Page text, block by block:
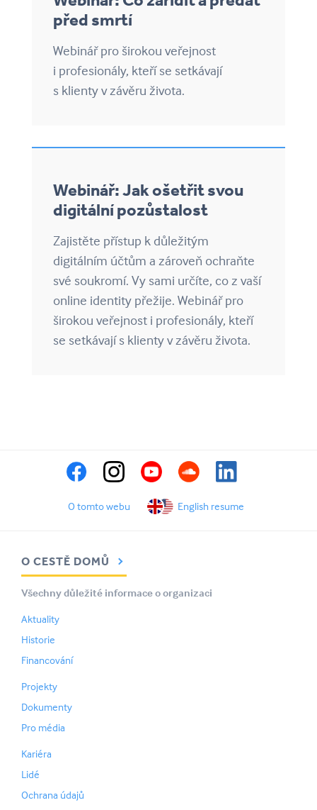
před smrtí
Webinář pro širokou veřejnost
i profesionály, kteří se setkávají
s klienty v závěru života.
Webinář: Jak ošetřit svou
digitální pozůstalost
Zajistěte přístup k důležitým
digitálním účtům a zároveň ochraňte
své soukromí. Vy sami určíte, co z vaší
online identity přežije. Webinář pro
širokou veřejnost i profesionály, kteří
se setkávají s klienty v závěru života.
O tomto webu English resume
O CESTĚ DOMŮ
Všechny důležité informace o organizaci
Aktuality
Historie
Financování
Projekty
Dokumenty
Pro média
Kariéra
Lidé
Ochrana údajů